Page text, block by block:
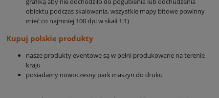
obiektu podczas skalowania, wszystkie mapy bitowe powinny
mieć co najmniej 100 dpi w skali 1:1)
Kupuj polskie produkty
nasze produkty eventowe są w pełni produkowane na terenie
kraju
posiadamy nowoczesny park maszyn do druku